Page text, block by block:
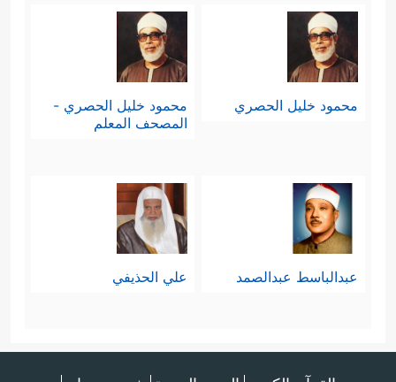
محمود خليل الحصري
محمود خليل الحصري -
المصحف المعلم
عبدالباسط عبدالصمد علي الحذيفي